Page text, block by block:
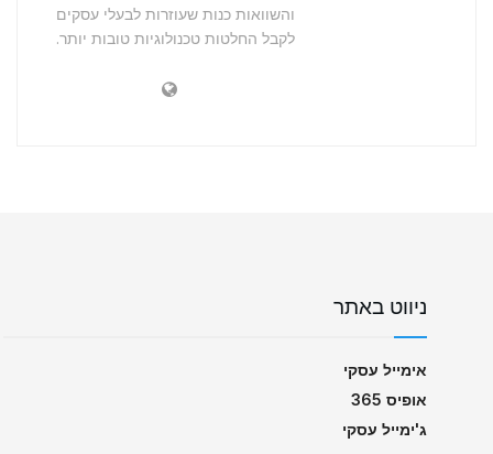
והשוואות כנות שעוזרות לבעלי עסקים
לקבל החלטות טכנולוגיות טובות יותר.
ניווט באתר
אימייל עסקי
אופיס 365
ג'ימייל עסקי